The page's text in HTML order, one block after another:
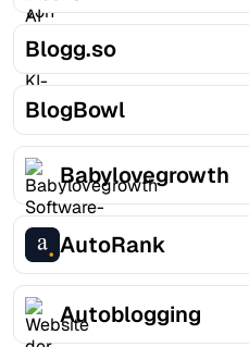
Blogg.so
BlogBowl
Babylovegrowth
AutoRank
Autoblogging